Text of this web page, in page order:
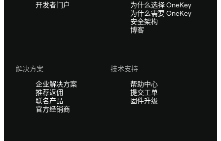
开发者门户
为什么选择 OneKey
为什么需要 OneKey
安全架构
博客
解决方案
企业解决方案
推荐返佣
联名产品
官方经销商
技术支持
帮助中心
提交工单
固件升级